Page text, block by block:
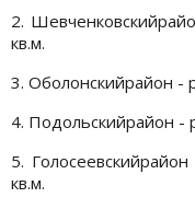
2.
кв.м.
3. Оболонскийрайон -
4. Подольскийрайон -
5.
кв.м.